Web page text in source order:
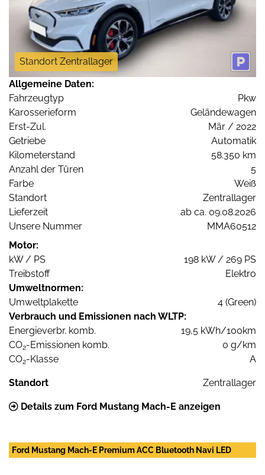
Standort Zentrallager
Allgemeine Daten:
Fahrzeugtyp
Pkw
Karosserieform
Geländewagen
Erst-Zul.
Mär / 2022
Getriebe
Automatik
Kilometerstand
58.350 km
Anzahl der Türen
5
Farbe
Weiß
Standort
Zentrallager
Lieferzeit
ab ca. 09.08.2026
Unsere Nummer
MMA60512
Motor:
kW / PS
198 kW / 269 PS
Treibstoff
Elektro
Umweltnormen:
Umweltplakette
4 (Green)
Verbrauch und Emissionen nach WLTP:
Energieverbr. komb.
19,5 kWh/100km
CO2-Emissionen komb.
0 g/km
CO2-Klasse A
Standort Zentrallager
Details zum Ford Mustang Mach-E anzeigen
Ford Mustang Mach-E Premium ACC Bluetooth Navi LED